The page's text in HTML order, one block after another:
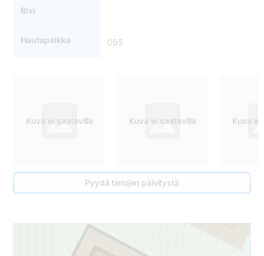
Rivi
Hautapaikka 095
Kuva ei saatavilla Kuva ei saatavilla Kuva ei
Pyydä tietojen päivitystä